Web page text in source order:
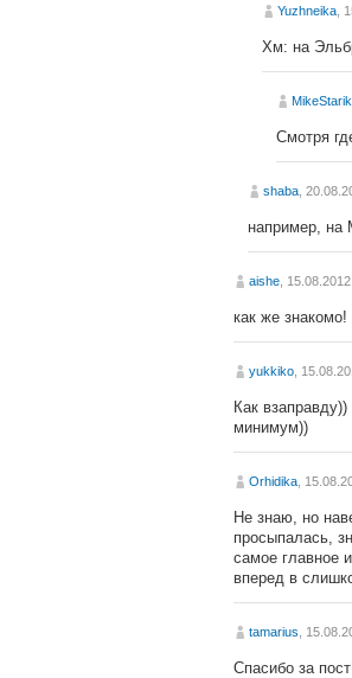
Yuzhneika ,
Хм: на
Смотря
shaba ,
например, на
aishe ,
как же знакомо!
yukkiko ,
Как
минимум))
Orhidika ,
Не знаю, но
просыпалась,
самое главное
вперед в
tamarius ,
Спасибо за